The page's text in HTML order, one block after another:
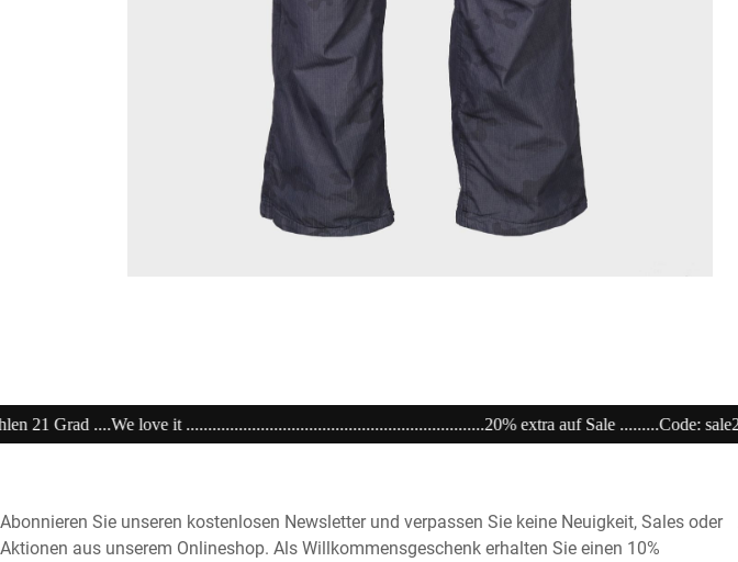
extra auf Sale .........Code: sale20 ................Now Open
Abonnieren Sie unseren kostenlosen Newsletter und verpassen Sie keine Neuigkeit, Sales oder
Aktionen aus unserem Onlineshop. Als Willkommensgeschenk erhalten Sie einen 10%